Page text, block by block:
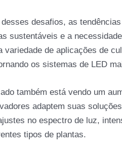
desafios, as
sustentáveis e a
variedade de aplicações de
os sistemas de LED
também está vendo um
adaptem suas
no espectro de luz,
tipos de plantas.